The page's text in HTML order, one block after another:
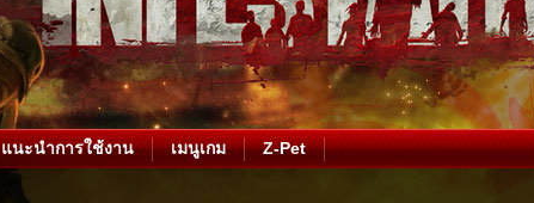
แนะนำการใช้งาน เมนูเกม Z-Pet